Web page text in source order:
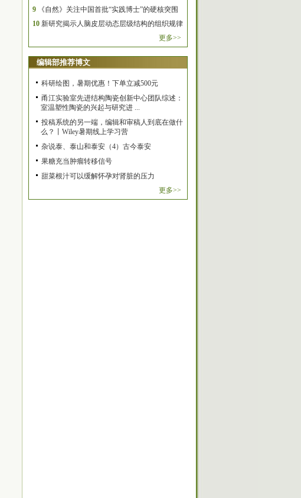
9
《自然》关注中国首批“实践博士”的硬核突围
10 新研究揭示人脑皮层动态层级结构的组织规律
更多>>
编辑部推荐博文
科研绘图，暑期优惠！下单立减500元
甬江实验室先进结构陶瓷创新中心团队综述：
室温塑性陶瓷的兴起与研究进 ...
投稿系统的另一端，编辑和审稿人到底在做什
么？丨Wiley暑期线上学习营
杂说泰、泰山和泰安（4）古今泰安
果糖充当肿瘤转移信号
甜菜根汁可以缓解怀孕对肾脏的压力
更多>>